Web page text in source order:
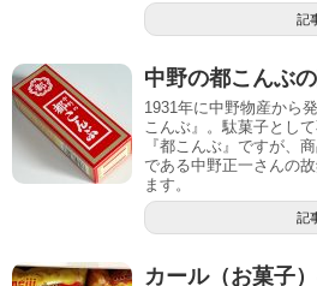
記
中野の都こんぶ
1931年に中野物産から
こんぶ』。駄菓子とし
『都こんぶ』ですが、
である中野正一さんの
ます。
記
カール（お菓子